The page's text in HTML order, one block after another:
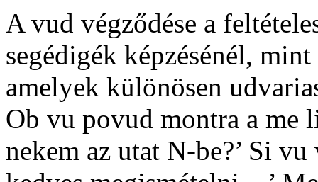
A vud végződése a
segédigék képzésénél,
amelyek különösen
Ob vu povud montra a me
nekem az utat N-be?’ Si vu